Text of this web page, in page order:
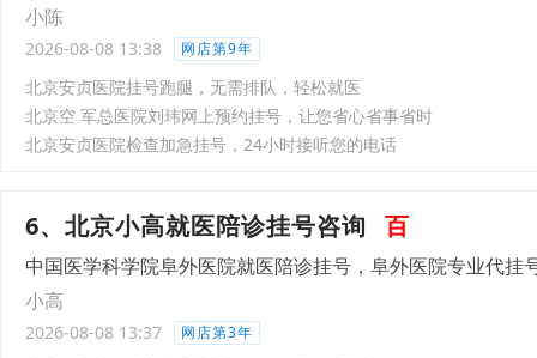
小陈
2026-08-08 13:38 网店第9年
北京安贞医院挂号跑腿，无需排队，轻松就医
北京空 军总医院刘玮网上预约挂号，让您省心省事省时
北京安贞医院检查加急挂号，24小时接听您的电话
6、北京小高就医陪诊挂号咨询 百
中国医学科学院阜外医院就医陪诊挂号，阜外医院专业代挂
小高
2026-08-08 13:37 网店第3年